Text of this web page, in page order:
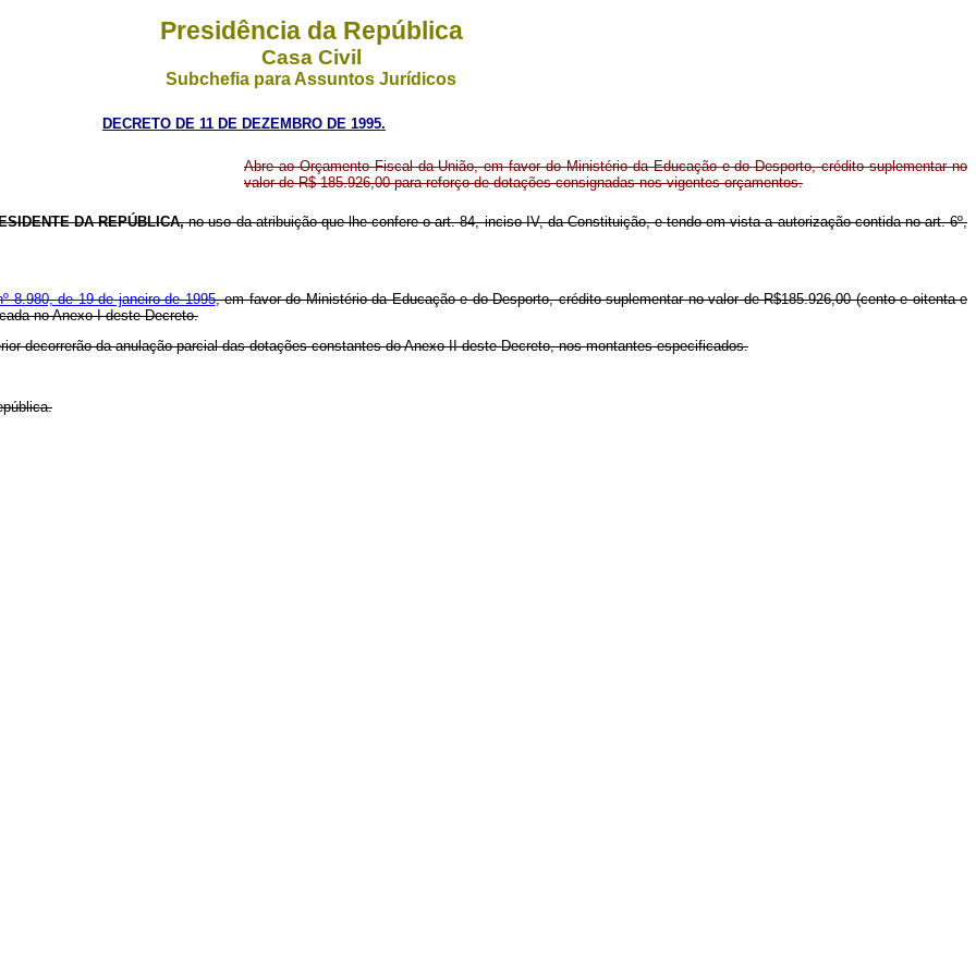
Presidência da República
Casa Civil
Subchefia para Assuntos Jurídicos
DECRETO DE 11 DE DEZEMBRO DE 1995.
Abre ao Orçamento Fiscal da União, em favor do Ministério da Educação e do Desporto, crédito suplementar no
valor de R$ 185.926,00 para reforço de dotações consignadas nos vigentes orçamentos.
DA REPÚBLICA,no uso da atribuição que lhe confere o art. 84, inciso IV, da Constituição, e tendo em vista a autorização contida no art. 6º,
8.980, de 19 de janeiro de 1995, em favor do Ministério da Educação e do Desporto, crédito suplementar no valor de R$185.926,00 (cento e oitenta e
no Anexo I deste Decreto.
decorrerão da anulação parcial das dotações constantes do Anexo II deste Decreto, nos montantes especificados.